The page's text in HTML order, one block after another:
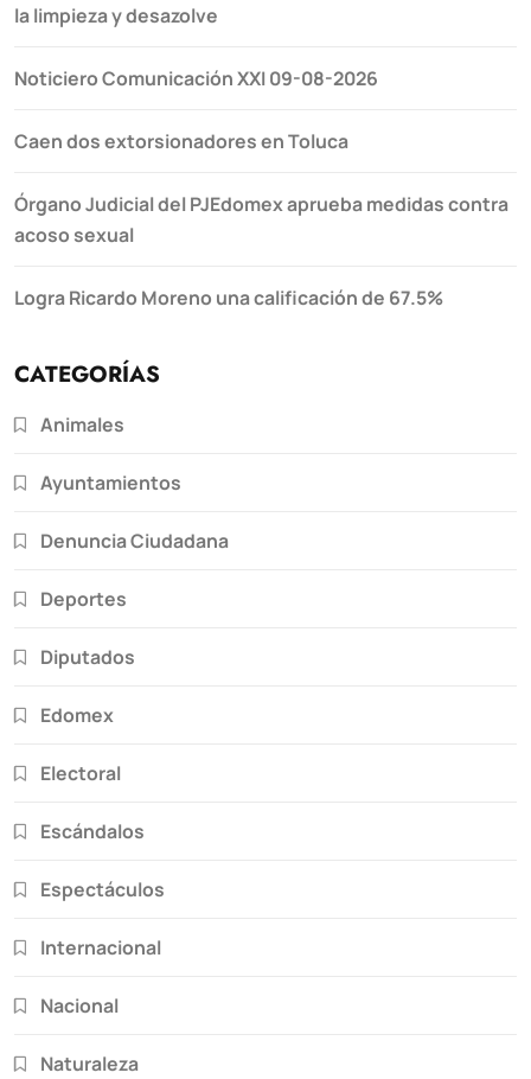
la limpieza y desazolve
Noticiero Comunicación XXI 09-08-2026
Caen dos extorsionadores en Toluca
Órgano Judicial del PJEdomex aprueba medidas contra
acoso sexual
Logra Ricardo Moreno una calificación de 67.5%
CATEGORÍAS
Animales
Ayuntamientos
Denuncia Ciudadana
Deportes
Diputados
Edomex
Electoral
Escándalos
Espectáculos
Internacional
Nacional
Naturaleza